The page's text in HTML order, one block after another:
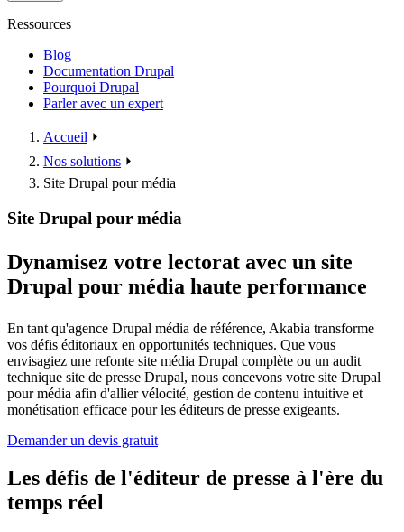
Ressources
Blog
Documentation Drupal
Pourquoi Drupal
Parler avec un expert
Accueil ⏵
Nos solutions ⏵
Site Drupal pour média
Site Drupal pour média
Dynamisez votre lectorat avec un site
Drupal pour média haute performance
En tant qu'agence Drupal média de référence, Akabia transforme
vos défis éditoriaux en opportunités techniques. Que vous
envisagiez une refonte site média Drupal complète ou un audit
technique site de presse Drupal, nous concevons votre site Drupal
pour média afin d'allier vélocité, gestion de contenu intuitive et
monétisation efficace pour les éditeurs de presse exigeants.
Demander un devis gratuit
Les défis de l'éditeur de presse à l'ère du
temps réel